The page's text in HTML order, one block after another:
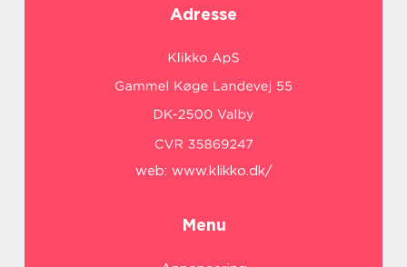
Adresse
web: www.klikko.dk/
Menu